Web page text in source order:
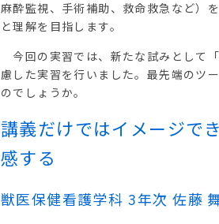
麻酔監視、手術補助、救命救急など）
と理解を目指します。
今回の実習では、新たな試みとして
慮した実習を行いました。最先端のツ
のでしょうか。
講義だけではイメージで
感する
獣医保健看護学科 3年次 佐藤